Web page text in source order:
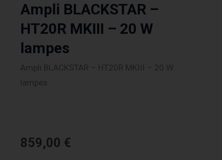
Ampli BLACKSTAR –
HT20R MKIII – 20 W
lampes
Ampli BLACKSTAR – HT20R MKIII – 20 W
lampes
859,00 €